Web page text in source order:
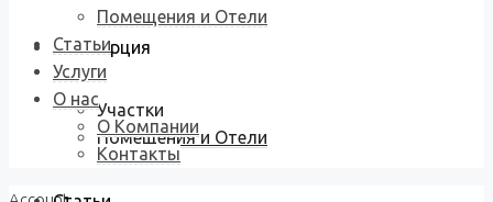
Коммерция
Участки
Помещения и Отели
Помещения и Отели
Статьи
Услуги
О нас
О Компании
Контакты